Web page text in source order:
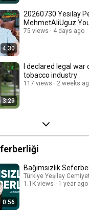
4:30
20260730 Yesilay
MehmetAliUguz
75 views 4 days ago
3:29
I declared legal war
tobacco industry
117 views 2 weeks
0:56
Bağımsızlık
Türkiye Yeşilay
1.1K views
1 year ago